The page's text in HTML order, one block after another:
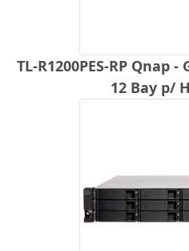
TL-R1200PES-RP Qnap
12 Bay p/